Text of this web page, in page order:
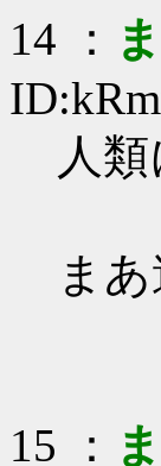
14 ：
人
ま
15 ：